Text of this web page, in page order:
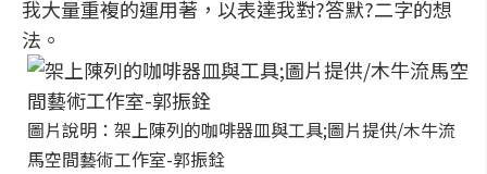
我大量重複的運用著，以表達我對?答默?二字的想
法。
圖片說明：架上陳列的咖啡器皿與工具;圖片提供/木牛流
馬空間藝術工作室-郭振銓